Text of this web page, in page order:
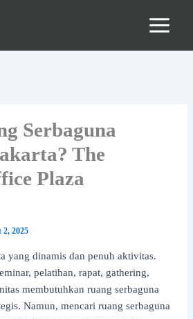
Serbaguna
The
Plaza
2025
yang dinamis dan penuh aktivitas.
pelatihan, rapat, gathering,
membutuhkan ruang serbaguna
Namun, mencari ruang serbaguna